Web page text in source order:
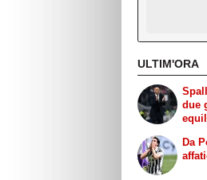
ULTIM'ORA
due
Da